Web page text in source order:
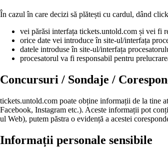
În cazul în care decizi să plătești cu cardul, dând
vei părăsi interfața tickets.untold.com și vei fi
orice date vei introduce în site-ul/interfața
datele introduse în site-ul/interfața
procesatorul va fi responsabil pentru
Concursuri / Sondaje /
tickets.untold.com poate obține informații de la tine
Facebook, Instagram etc.). Aceste informații pot
ul Web), putem păstra o evidență a acestei
Informații personale sensibile